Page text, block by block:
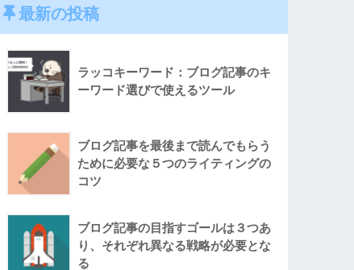
最新の投稿
ラッコキーワード：ブログ記事のキ
ーワード選びで使えるツール
ブログ記事を最後まで読んでもらう
ために必要な５つのライティングの
コツ
ブログ記事の目指すゴールは３つあ
り、それぞれ異なる戦略が必要とな
る